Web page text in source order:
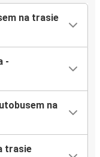
na trasie
-
na
trasie